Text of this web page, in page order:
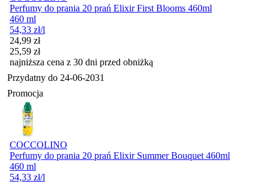
Perfumy do prania 20 prań Elixir First Blooms 460ml
460 ml
54,33 zł/l
Cena promocyjna
24,99 zł
25,59 zł
najniższa cena z 30 dni przed obniżką
Przydatny do 24-06-2031
Promocja
COCCOLINO
Perfumy do prania 20 prań Elixir Summer Bouquet 460ml
460 ml
54,33 zł/l